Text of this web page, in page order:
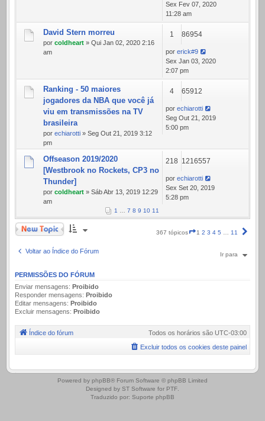
Sex Fev 07, 2020
11:28 am
David Stern morreu
por coldheart » Qui Jan 02, 2020 2:16
am
1 86954
por erick#9
Sex Jan 03, 2020
2:07 pm
Ranking - 50 maiores
jogadores da NBA que você já
viu em transmissões na TV
brasileira
por echiarotti » Seg Out 21, 2019 3:12
pm
4 65912
por echiarotti
Seg Out 21, 2019
5:00 pm
Offseason 2019/2020
[Westbrook no Rockets, CP3 no
Thunder]
por coldheart » Sáb Abr 13, 2019 12:29
am
1 … 7 8 9 10 11
218 1216557
por echiarotti
Sex Set 20, 2019
5:28 pm
Novo Tópico
367 tópicos
Página
1 2 3 4 5 … 11
Voltar ao Índice do Fórum Ir para
PERMISSÕES DO FÓRUM
Enviar mensagens: Proibido
Responder mensagens: Proibido
Editar mensagens: Proibido
Excluir mensagens: Proibido
Índice do fórum Todos os horários são UTC-03:00
Excluir todos os cookies deste painel
.
Powered by phpBB® Forum Software © phpBB Limited
Designed by ST Software for PTF.
Traduzido por: Suporte phpBB